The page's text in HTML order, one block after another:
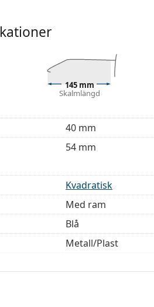
i sitt originalfodral.
putsduken är idealisk för
med en tygpåse i stället för
sortimentet för att hitta fler
välja ditt par.
produkt. Läs
145 mm
Skalmlängd
40 mm
54 mm
Kvadratisk
Med ram
Blå
Metall/Plast